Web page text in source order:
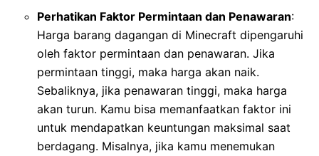
Perhatikan Faktor Permintaan dan Penawaran:
Harga barang dagangan di Minecraft dipengaruhi
oleh faktor permintaan dan penawaran. Jika
permintaan tinggi, maka harga akan naik.
Sebaliknya, jika penawaran tinggi, maka harga
akan turun. Kamu bisa memanfaatkan faktor ini
untuk mendapatkan keuntungan maksimal saat
berdagang. Misalnya, jika kamu menemukan